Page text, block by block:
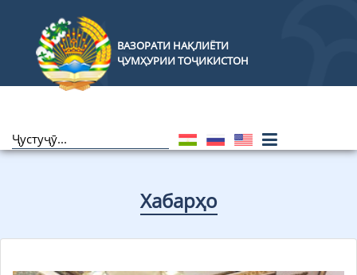
ВАЗОРАТИ НАҚЛИЁТИ
ҶУМҲУРИИ ТОҶИКИСТОН
Хабарҳо